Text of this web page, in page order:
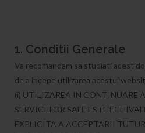
1. Conditii Generale
Va recomandam sa studiati acest
de a incepe utilizarea acestui
(i) UTILIZAREA IN CONTINUARE
SERVICIILOR SALE ESTE
EXPLICITA A ACCEPTARII